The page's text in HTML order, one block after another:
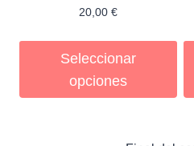
20,00 €
Seleccionar
opciones